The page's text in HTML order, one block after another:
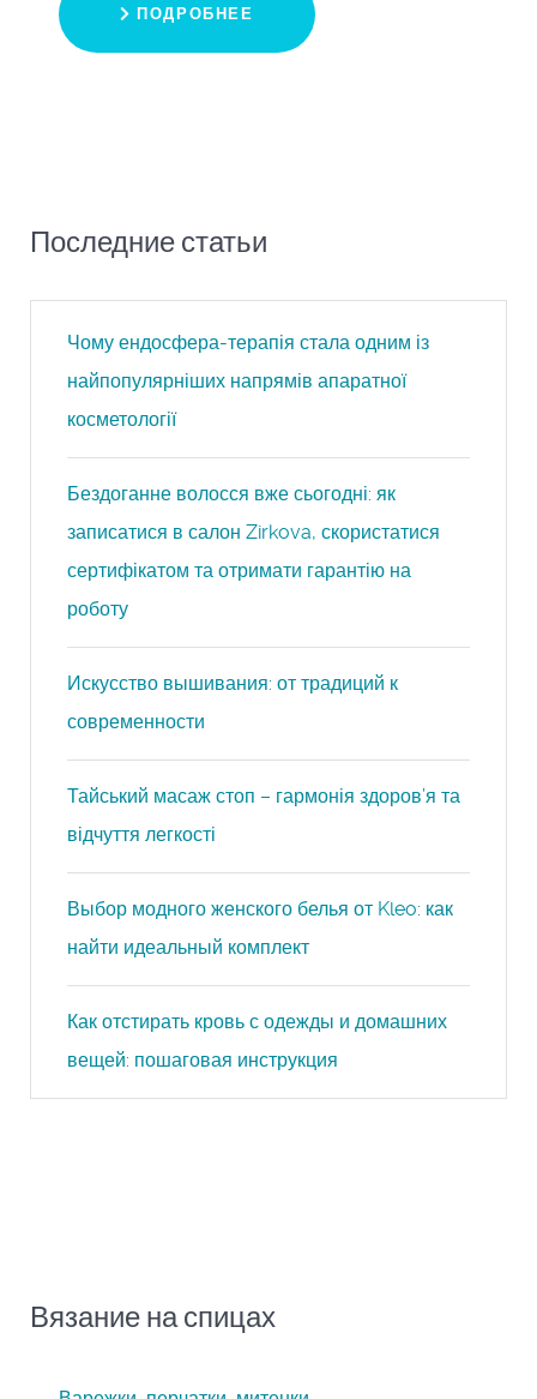
ПОДРОБНЕЕ
Последние статьи
Чому ендосфера-терапія стала одним із
найпопулярніших напрямів апаратної
косметології
Бездоганне волосся вже сьогодні: як
записатися в салон Zirkova, скористатися
сертифікатом та отримати гарантію на
роботу
Искусство вышивания: от традиций к
современности
Тайський масаж стоп – гармонія здоров’я та
відчуття легкості
Выбор модного женского белья от Kleo: как
найти идеальный комплект
Как отстирать кровь с одежды и домашних
вещей: пошаговая инструкция
Вязание на спицах